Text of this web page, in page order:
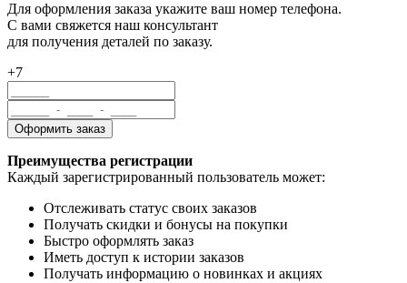
Для оформления заказа укажите ваш номер телефона.
С вами свяжется наш консультант
для получения деталей по заказу.
+7
Преимущества регистрации
Каждый зарегистрированный пользователь может:
Отслеживать статус своих заказов
Получать скидки и бонусы на покупки
Быстро оформлять заказ
Иметь доступ к истории заказов
Получать информацию о новинках и акциях